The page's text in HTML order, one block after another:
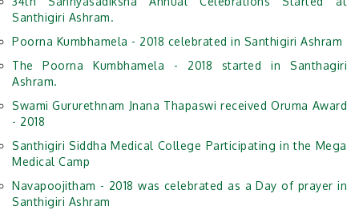
Santhigiri Ashram.
Poorna Kumbhamela - 2018 celebrated in Santhigiri Ashram
The Poorna Kumbhamela - 2018 started in Santhagiri
Ashram.
Swami Gururethnam Jnana Thapaswi received Oruma Award
- 2018
Santhigiri Siddha Medical College Participating in the Mega
Medical Camp
Navapoojitham - 2018 was celebrated as a Day of prayer in
Santhigiri Ashram